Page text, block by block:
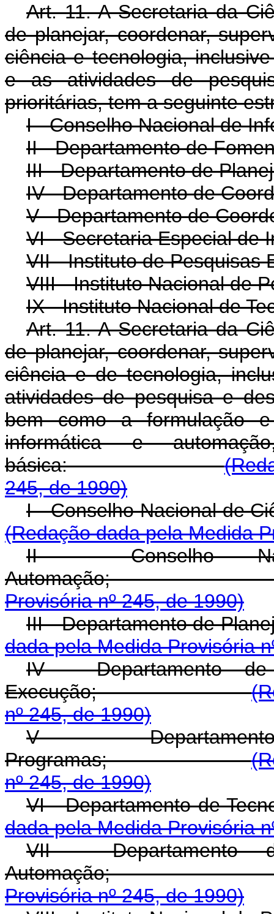
Art. 11. A Secretaria da
de planejar, coordenar,
ciência e tecnologia,
e as atividades de
prioritárias, tem a seguinte
I - Conselho Nacional de
II - Departamento de
III - Departamento de
IV - Departamento de
V - Departamento de
VI - Secretaria Especial de
VII - Instituto de Pesquisas
VIII - Instituto Nacional de
IX - Instituto Nacional de
Art. 11. A Secretaria da
de planejar, coordenar,
ciência e de tecnologia,
atividades de pesquisa e
bem como a formulação
informática e
básica:
245, de 1990)
I - Conselho
(Redação dada pela Medida
II - Conselho
Provisória nº 245, de 1990)
III -
dada pela Medida Provisória
IV - Departamento
Execução;
nº 245, de 1990)
V -
Programas;
nº 245, de 1990)
VI -
dada pela Medida Provisória
VII - Departamento
Provisória nº 245, de 1990)